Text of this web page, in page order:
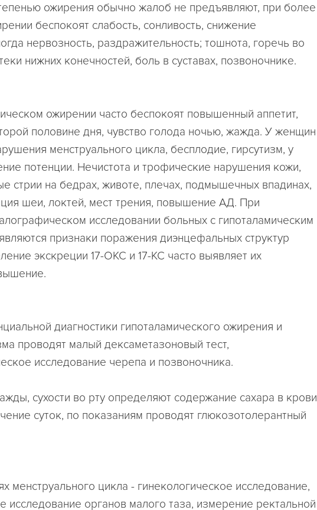
ожирения обычно жалоб не предъявляют, при более
беспокоят слабость, сонливость, снижение
нервозность, раздражительность; тошнота, горечь во
нижних конечностей, боль в суставах, позвоночнике.
ожирении часто беспокоят повышенный аппетит,
половине дня, чувство голода ночью, жажда. У женщин
менструального цикла, бесплодие, гирсутизм, у
потенции. Нечистота и трофические нарушения кожи,
стрии на бедрах, животе, плечах, подмышечных впадинах,
шеи, локтей, мест трения, повышение АД. При
исследовании больных с гипоталамическим
признаки поражения диэнцефальных структур
экскреции 17-ОКС и 17-КС часто выявляет их
диагностики гипоталамического ожирения и
проводят малый дексаметазоновый тест,
исследование черепа и позвоночника.
сухости во рту определяют содержание сахара в крови
суток, по показаниям проводят глюкозотолерантный
менструального цикла - гинекологическое исследование,
исследование органов малого таза, измерение ректальной